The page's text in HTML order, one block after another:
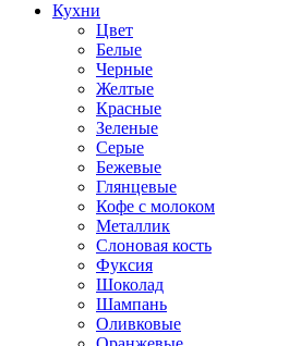
Кухни
Цвет
Белые
Черные
Желтые
Красные
Зеленые
Серые
Бежевые
Глянцевые
Кофе с молоком
Металлик
Слоновая кость
Фуксия
Шоколад
Шампань
Оливковые